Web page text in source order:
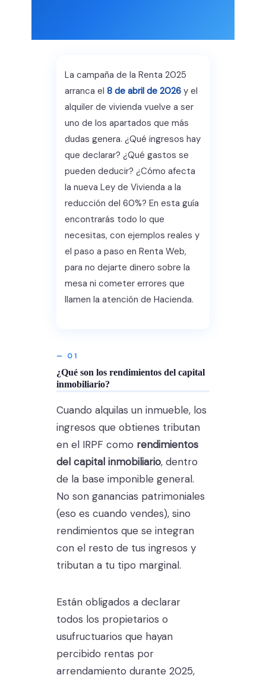
La campaña de la Renta 2025
arranca el8 de abril de 2026 y el
alquiler de vivienda vuelve a ser
uno de los apartados que más
dudas genera. ¿Qué ingresos hay
que declarar? ¿Qué gastos se
pueden deducir? ¿Cómo afecta
la nueva Ley de Vivienda a la
reducción del 60%? En esta guía
encontrarás todo lo que
necesitas, con ejemplos reales y
el paso a paso en Renta Web,
para no dejarte dinero sobre la
mesa ni cometer errores que
llamen la atención de Hacienda.
— 01
¿Qué son los rendimientos del capital
inmobiliario?
Cuando alquilas un inmueble, los
ingresos que obtienes tributan
en el IRPF como rendimientos
del capital inmobiliario, dentro
de la base imponible general.
No son ganancias patrimoniales
(eso es cuando vendes), sino
rendimientos que se integran
con el resto de tus ingresos y
tributan a tu tipo marginal.
Están obligados a declarar
todos los propietarios o
usufructuarios que hayan
percibido rentas por
arrendamiento durante 2025,